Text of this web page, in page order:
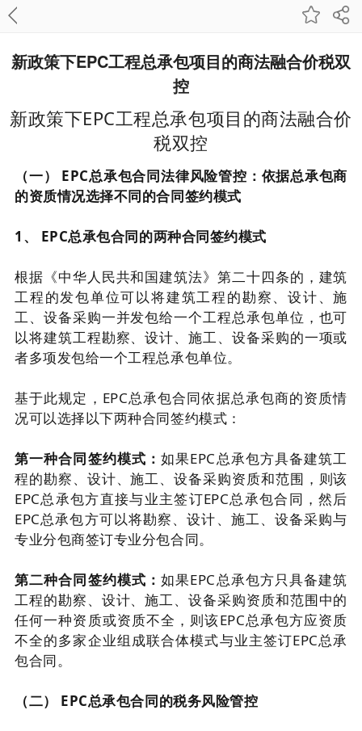
新政策下EPC工程总承包项目的商法融合价税双
控
新政策下EPC工程总承包项目的商法融合价
税双控
（一） EPC总承包合同法律风险管控：依据总承包商
的资质情况选择不同的合同签约模式
1、 EPC总承包合同的两种合同签约模式
根据《中华人民共和国建筑法》第二十四条的，建筑
工程的发包单位可以将建筑工程的勘察、设计、施
工、设备采购一并发包给一个工程总承包单位，也可
以将建筑工程勘察、设计、施工、设备采购的一项或
者多项发包给一个工程总承包单位。
基于此规定，EPC总承包合同依据总承包商的资质情
况可以选择以下两种合同签约模式：
第一种合同签约模式：如果EPC总承包方具备建筑工
程的勘察、设计、施工、设备采购资质和范围，则该
EPC总承包方直接与业主签订EPC总承包合同，然后
EPC总承包方可以将勘察、设计、施工、设备采购与
专业分包商签订专业分包合同。
第二种合同签约模式：如果EPC总承包方只具备建筑
工程的勘察、设计、施工、设备采购资质和范围中的
任何一种资质或资质不全，则该EPC总承包方应资质
不全的多家企业组成联合体模式与业主签订EPC总承
包合同。
（二） EPC总承包合同的税务风险管控